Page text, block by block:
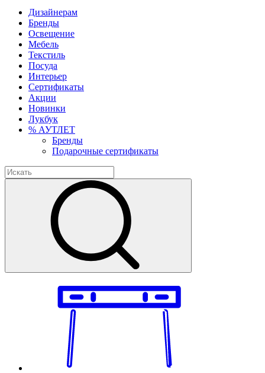
Дизайнерам
Бренды
Освещение
Мебель
Текстиль
Посуда
Интерьер
Сертификаты
Акции
Новинки
Лукбук
% АУТЛЕТ
Бренды
Подарочные сертификаты